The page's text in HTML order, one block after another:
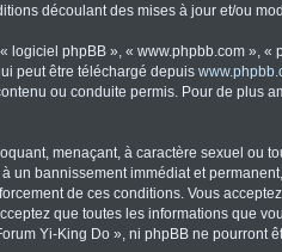
découlant des mises à jour et/ou
phpBB », « www.phpbb.com »,
peut être téléchargé depuis
ou conduite permis. Pour de plus
menaçant, à caractère sexuel ou
bannissement immédiat et
de ces conditions. Vous
que toutes les informations que
Yi-King Do », ni phpBB ne pourront